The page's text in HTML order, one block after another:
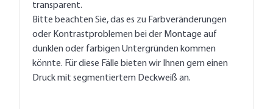
transparent.
Bitte beachten Sie, das es zu Farbveränderungen
oder Kontrastproblemen bei der Montage auf
dunklen oder farbigen Untergründen kommen
könnte. Für diese Fälle bieten wir Ihnen gern einen
Druck mit segmentiertem Deckweiß an.